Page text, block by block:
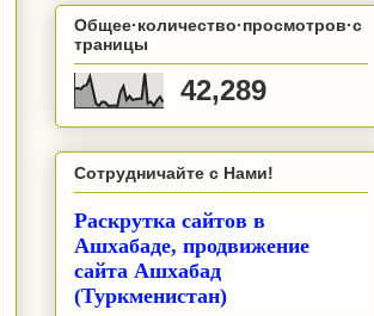
Общее·количество·просмотров·с
траницы
42,289
Сотрудничайте с Нами!
Раскрутка сайтов в
Ашхабаде, продвижение
сайта Ашхабад
(Туркменистан)